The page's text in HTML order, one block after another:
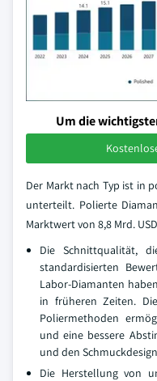
Um die
Der Markt nach Typ ist in
unterteilt. Polierte
Marktwert von 8,8 Mrd.
Die Schnittqualität,
standardisierten
Labor-Diamanten
in früheren Zeiten.
Poliermethoden
und eine bessere
und den
Die Herstellung von